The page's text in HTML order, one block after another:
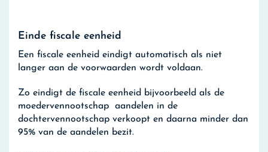
Einde fiscale eenheid
Een fiscale eenheid eindigt automatisch als niet
langer aan de voorwaarden wordt voldaan.
Zo eindigt de fiscale eenheid bijvoorbeeld als de
moedervennootschap aandelen in de
dochtervennootschap verkoopt en daarna minder dan
95% van de aandelen bezit.